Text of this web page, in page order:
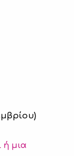
ή μια